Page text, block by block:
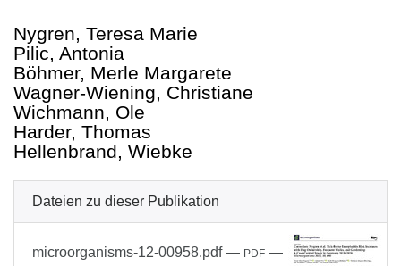
Nygren, Teresa Marie
Pilic, Antonia
Böhmer, Merle Margarete
Wagner-Wiening, Christiane
Wichmann, Ole
Harder, Thomas
Hellenbrand, Wiebke
Dateien zu dieser Publikation
microorganisms-12-00958.pdf— PDF —